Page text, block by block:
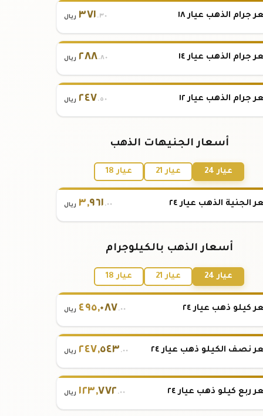
جرام الذهب عيار ١٨ ٣٧١ .٣٠ ريال
جرام الذهب عيار ١٤ ٢٨٨.٨٠ ريال
جرام الذهب عيار ١٢ ٢٤٧ .٥٠ ريال
أسعار الجنيهات الذهب
عيار 24 عيار 21 عيار 18
الجنية الذهب عيار ٢٤ ٣,٩٦١ .٠٠ ريال
أسعار الذهب بالكيلوجرام
عيار 24 عيار 21 عيار 18
كيلو ذهب عيار ٢٤ ٤٩٥,٠٨٧ .٠٠ ريال
نصف الكيلو ذهب عيار ٢٤ ٢٤٧,٥٤٣ .٠٠ ريال
ربع كيلو ذهب عيار ٢٤ ١٢٣,٧٧٢ .٠٠ ريال